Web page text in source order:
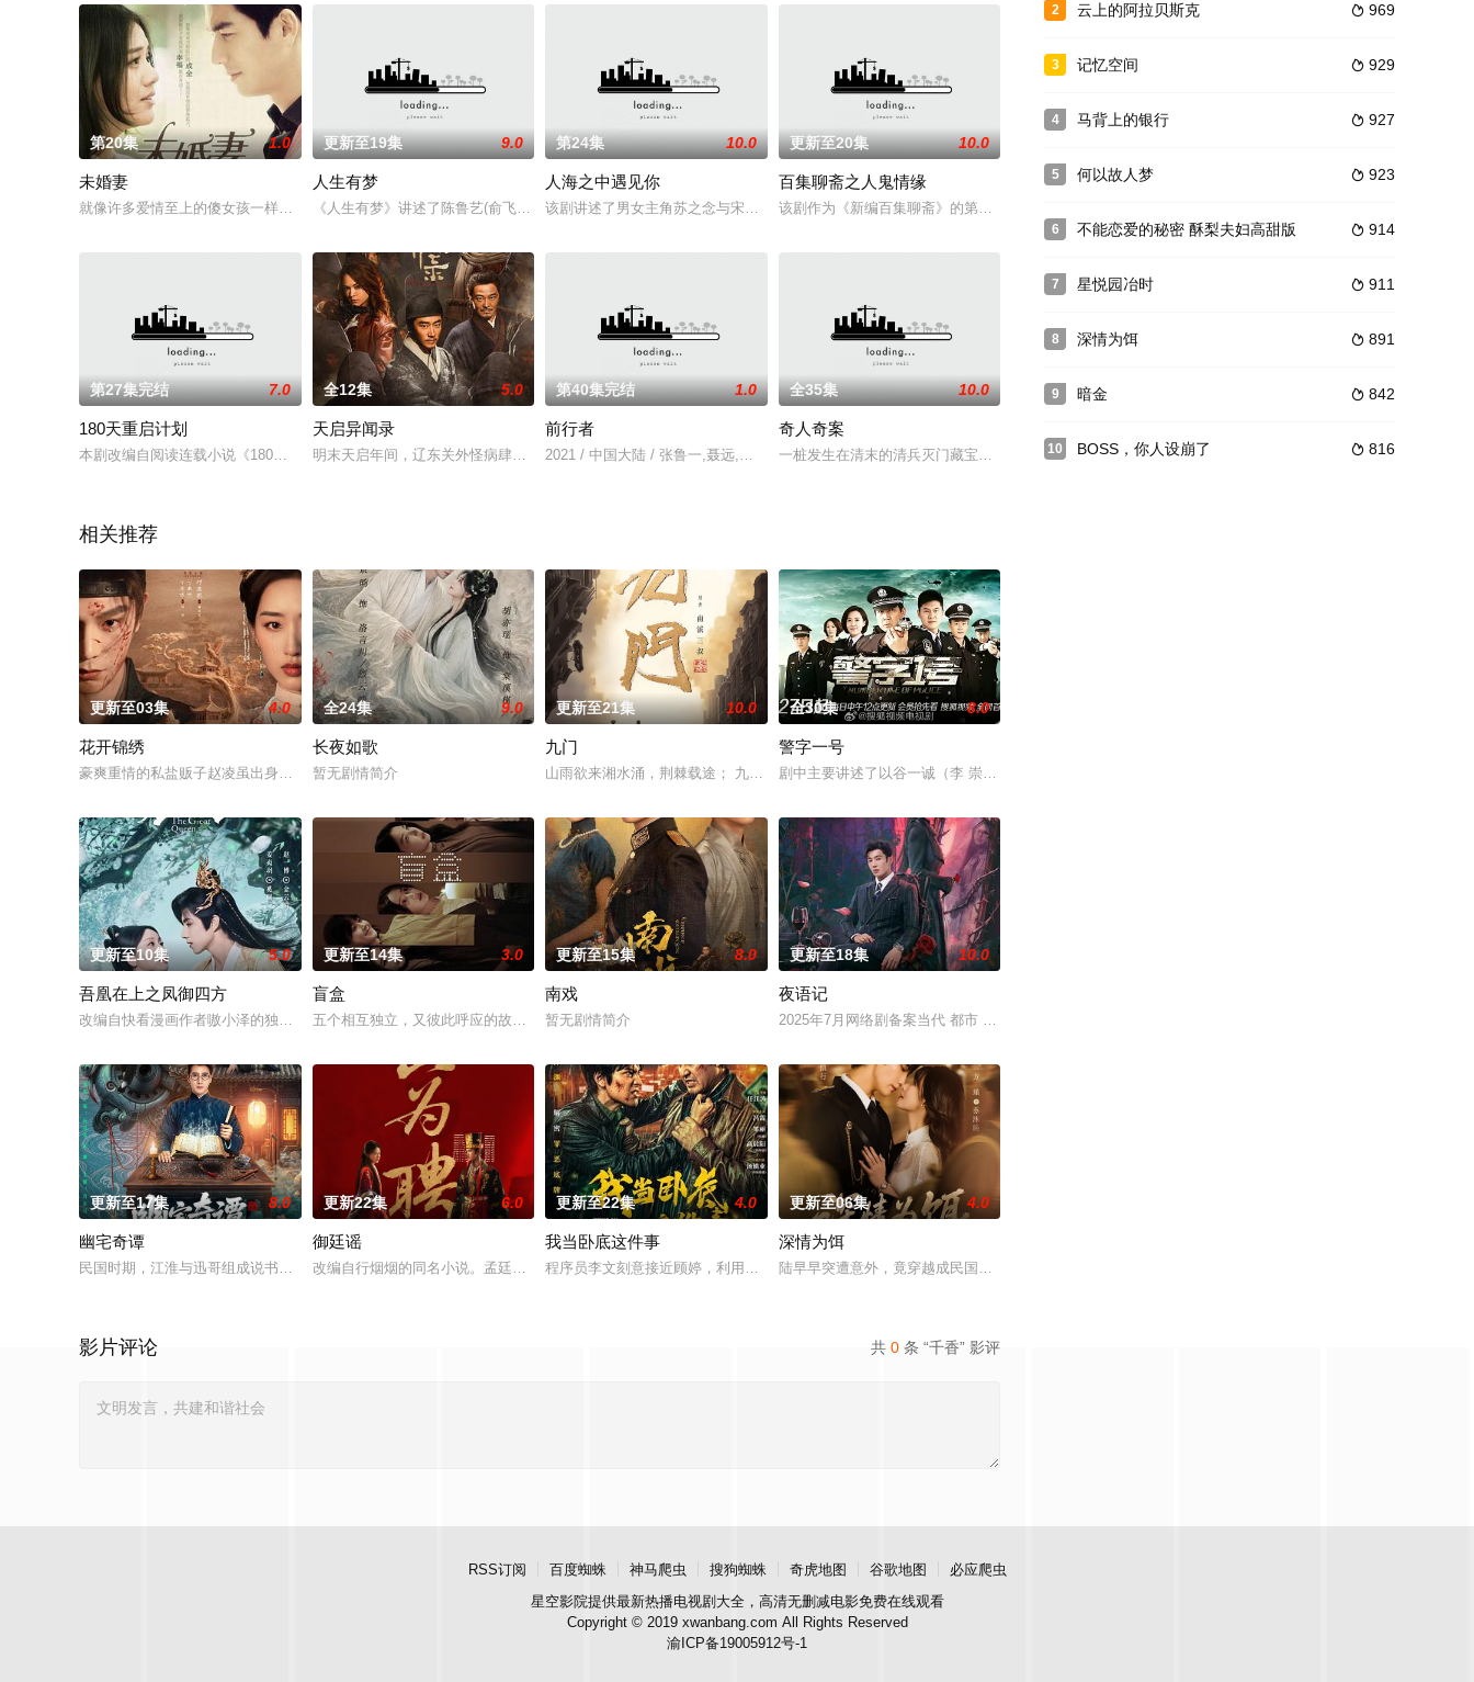
第20集 1.0
未婚妻
就像许多爱情至上的傻女孩一样，美丽而单纯的女孩蓝小依（马思纯 饰）放弃了在杭州稳定的工作，转身前往大都会上海，追寻男朋友田飞（袁成杰 饰）的脚步。只身在上
更新至19集 9.0
人生有梦
《人生有梦》讲述了陈鲁艺(俞飞鸿饰)、楚天良(王新军饰)、刘宁(刘之冰饰)，这三个昔日有瓜葛的中学同学，日后竟成为商海上的工作搭档以及竞争对手，在天良奋斗
第24集 10.0
人海之中遇见你
该剧讲述了男女主角苏之念与宋青春之间心疼又心醉、相伤又相守的爱情故事：电视台当家花旦宋青春遭遇人生滑铁卢，为了复兴家业、重塑自我
更新至20集 10.0
百集聊斋之人鬼情缘
该剧作为《新编百集聊斋》的第一部，是内地第一部演绎人鬼情缘的“鬼片”电视连续剧。《人鬼情缘》以《聊
第27集完结 7.0
180天重启计划
本剧改编自阅读连载小说《180天陪产计划》，作者楚棠。28岁的顾云苏（周雨彤 饰）经历失恋失业的双重打击后，在前路迷茫找不到人生方向时义无反顾选择回家找妈
全12集 5.0
天启异闻录
明末天启年间，辽东关外怪病肆虐，人心惶惶，一锦衣卫只身北上探查，不料却卷入当地军民斗争，在终日笼罩辽东的迷雾之后，武术诡谲阴谋也正潜滋暗长，无形的触手正伺
第40集完结 1.0
前行者
2021 / 中国大陆 / 张鲁一,聂远,韩雪,郭晓婷曹卫宇,霍青,郑罗茜,逯恣祯,杜功海,王聪,赵阳,张帆
全35集 10.0
奇人奇案
一桩发生在清末的清兵灭门藏宝案直到民国仍然是谜雾重重。当年分得黄金的人除了死去或失散的的之外还
相关推荐
更新至03集 4.0
花开锦绣
豪爽重情的私盐贩子赵凌虽出身草莽，却心怀壮志，他结识了遭人诬陷私通的世家名媛小姐傅庭芸，被迫一起逃亡，二人历经家族与朝廷的重重考验，与命运抗争，终成传奇良
全24集 9.0
长夜如歌
暂无剧情简介
更新至21集 10.0
九门
山雨欲来湘水涌，荆棘载途； 九门连枝入新局，即日启程。
全30集 8.0
警字一号
剧中主要讲述了以谷一诚（李 崇霄饰演）为代表的冀北市公安刑警用自己 的超凡的智慧与过人的勇气，屡破
更新至10集 5.0
吾凰在上之凤御四方
改编自快看漫画作者嗷小泽的独家连载漫画《吾凰在上》。现代少女奚圆（姜贞羽 饰）因意外踏入玄机界，继而卷入虎云国内乱的漩涡，身陷重重危机，而在一次次险象环生
更新至14集 3.0
盲盒
五个相互独立，又彼此呼应的故事——用一场精心策划的“夏令营”完成复仇的受害者；临终前与遗憾和解的“无用之人”；共享同一具躯体的人格“刮刮乐”；病床前不离不
更新至15集 8.0
南戏
暂无剧情简介
更新至18集 10.0
夜语记
2025年7月网络剧备案当代 都市 海南越酷文化传媒有限公司
更新至17集 8.0
幽宅奇谭
民国时期，江淮与迅哥组成说书班子，偶遇“白天人住屋，晚上鬼占房”的阴阳宅，江淮被掳走配“阴婚”。他与女探长穆英搭档，侦破阎王娶亲、五鬼运财、木偶杀人、花妖
更新22集 6.0
御廷谣
改编自行烟烟的同名小说。孟廷辉，大平王朝有史以来个以女子进士科三元及第入翰林院的奇女子。十年前的她被他从死人堆里救出来，蓬头垢面口齿不清。十年后的她才学满
更新至22集 4.0
我当卧底这件事
程序员李文刻意接近顾婷，利用顾炎女儿奴的属性，请求老炮儿顾炎带自己用程序员身份卧底电诈集团以求查出未婚妻离奇死亡的真相。两人联手
更新至06集 4.0
深情为饵
陆早早突遭意外，竟穿越成民国少夫人苏沐晚，醒来，却是丈夫枪口相对、父母冤案、连环下毒……她于绝境
共 0 条 “千香” 影评
影片评论
2  969
云上的阿拉贝斯克
3  929
记忆空间
4  927
马背上的银行
5  923
何以故人梦
6  914
不能恋爱的秘密 酥梨夫妇高甜版
7  911
星悦园冶时
8  891
深情为饵
9  842
暗金
10  816
BOSS，你人设崩了
RSS订阅 百度蜘蛛 神马爬虫 搜狗蜘蛛 奇虎地图 谷歌地图
必应爬虫
星空影院提供最新热播电视剧大全，高清无删减电影免费在线观看
Copyright © 2019 xwanbang.com All Rights Reserved
渝ICP备19005912号-1